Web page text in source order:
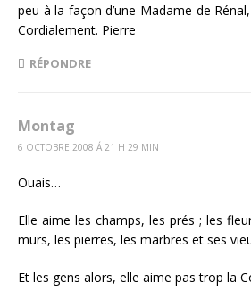
peu à la façon d’une Madame de
Cordialement. Pierre
RÉPONDRE
Montag
6 OCTOBRE 2008 Á 21 H 29 MIN
Ouais…
Elle aime les champs, les prés ; les
murs, les pierres, les marbres et ses
Et les gens alors, elle aime pas trop la